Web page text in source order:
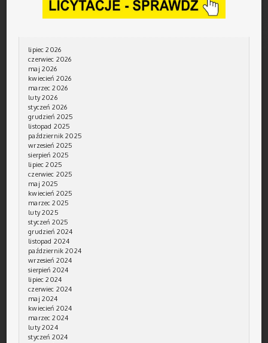
lipiec 2026
czerwiec 2026
maj 2026
kwiecień 2026
marzec 2026
luty 2026
styczeń 2026
grudzień 2025
listopad 2025
październik 2025
wrzesień 2025
sierpień 2025
lipiec 2025
czerwiec 2025
maj 2025
kwiecień 2025
marzec 2025
luty 2025
styczeń 2025
grudzień 2024
listopad 2024
październik 2024
wrzesień 2024
sierpień 2024
lipiec 2024
czerwiec 2024
maj 2024
kwiecień 2024
marzec 2024
luty 2024
styczeń 2024